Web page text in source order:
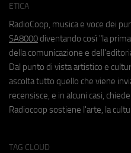
ETICA
RadioCoop, musica e voce dei
SA8000 diventando così "la
della comunicazione e
Dal punto di vista artistico e
ascolta tutto quello che viene
recensisce, e in alcuni casi,
Radiocoop sostiene l'arte, la
TAG CLOUD